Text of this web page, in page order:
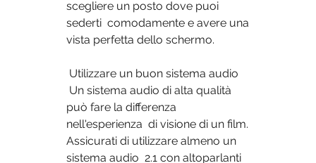
scegliere un posto dove puoi
sederti  comodamente e avere una
vista perfetta dello schermo.
Utilizzare un buon sistema audio
può fare la differenza
nell'esperienza  di visione di un film.
Assicurati di utilizzare almeno un
sistema audio  2.1 con altoparlanti